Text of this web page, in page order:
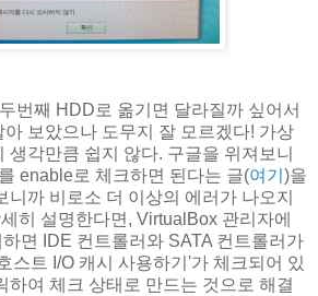
번째 HDD로 옮기면 달라질까 싶어서
보았으나 도무지 잘 모르겠다! 가상
생각만큼 쉽지 않다. 구글을 위져보니
enable로 체크하면 된다는 글(여기 )을
니까 비로소 더 이상의 에러가 나오지
히 설명한다면, VirtualBox 관리자에
면 IDE 컨트롤러와 SATA 컨트롤러가
스트 I/O 캐시 사용하기'가 체크되어 있
하여 체크 상태로 만드는 것으로 해결